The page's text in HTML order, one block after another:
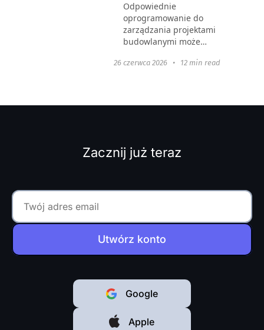
Odpowiednie
oprogramowanie do
zarządzania projektami
budowlanymi może
współpracę i zapewnić, że
26 czerwca 2026 • 12 min read
Zacznij już teraz
Utwórz konto
Google
Apple